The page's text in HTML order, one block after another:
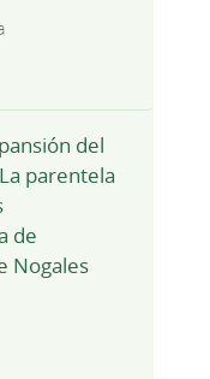
del
parentela
de
Nogales